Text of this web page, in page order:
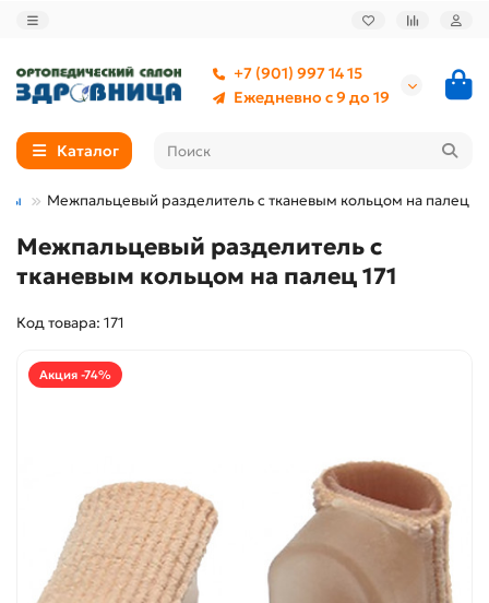
+7 (901) 997 14 15
Ежедневно с 9 до 19
Каталог
Межпальцевый разделитель с тканевым кольцом на палец
Межпальцевый разделитель с
тканевым кольцом на палец 171
Код товара: 171
Акция -74%